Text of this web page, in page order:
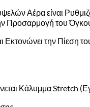
Αέρα είναι
Προσαρμογή του
Εκτονώνει την Πίεση
Κάλυμμα Stretch